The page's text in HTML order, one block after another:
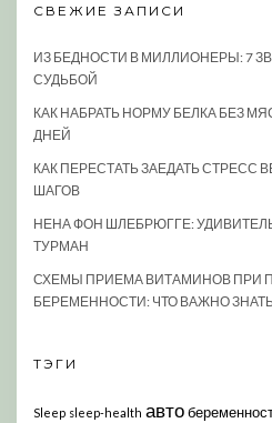
СВЕЖИЕ ЗАПИСИ
ИЗ БЕДНОСТИ В МИЛЛИОНЕРЫ: 7
СУДЬБОЙ
КАК НАБРАТЬ НОРМУ БЕЛКА БЕЗ
ДНЕЙ
КАК ПЕРЕСТАТЬ ЗАЕДАТЬ СТРЕСС
ШАГОВ
НЕНА ФОН ШЛЕБРЮГГЕ:
ТУРМАН
СХЕМЫ ПРИЕМА ВИТАМИНОВ ПРИ
БЕРЕМЕННОСТИ: ЧТО ВАЖНО
ТЭГИ
Sleep sleep-health авто